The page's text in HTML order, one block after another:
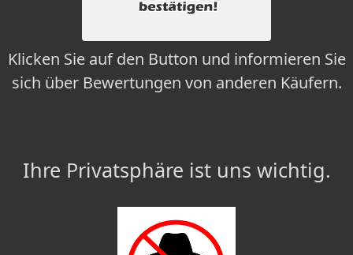
Klicken Sie auf den Button und informieren Sie
sich über Bewertungen von anderen Käufern.
Ihre Privatsphäre ist uns wichtig.